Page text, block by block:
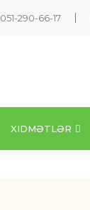
051-290-66-17
XIDMƏTLƏR